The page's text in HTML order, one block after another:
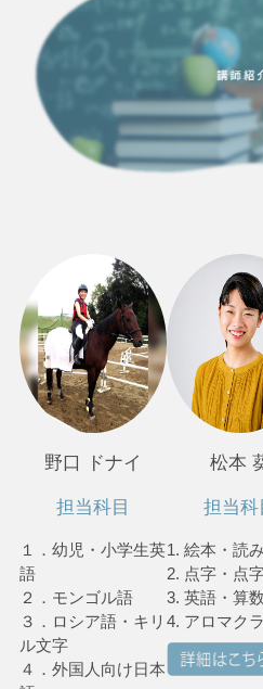
野口 ドナイ
担当科目
１．幼児・小学生英
語
２．モンゴル語
３．ロシア語・キリ
ル文字
４．外国人向け日本
松本
担当科
1. 絵本・読
2. 点字・点
3. 英語・算
4. アロマク